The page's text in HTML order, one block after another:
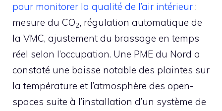
pour monitorer la qualité de l’air intérieur :
mesure du CO2, régulation automatique de
la VMC, ajustement du brassage en temps
réel selon l’occupation. Une PME du Nord a
constaté une baisse notable des plaintes sur
la température et l’atmosphère des open-
spaces suite à l’installation d’un système de